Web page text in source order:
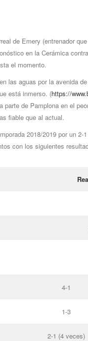
de Emery (entrenador
en la Cerámica
el momento.
las aguas por la avenida
está inmerso. (https://
de Pamplona en el
fiable que al actual.
2018/2019 por un 2-
con los siguientes
4-1
1-3
2-1 (4 veces)